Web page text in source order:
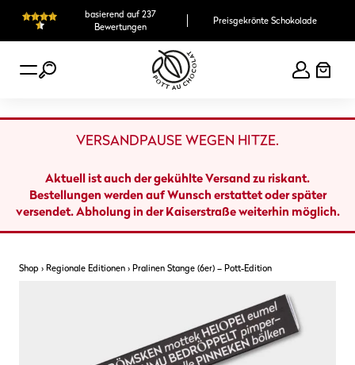
basierend auf 237
Bewertungen
Preisgekrönte Schokolade
VERSANDPAUSE WEGEN HITZE.
Aktuell ist auch der gekühlte Versand zu riskant.
Bestellungen werden auf Wunsch erstattet oder später
versendet. Abholung in der Kaiserstraße weiterhin möglich.
Shop › Regionale Editionen › Pralinen Stange (6er) – Pott-Edition